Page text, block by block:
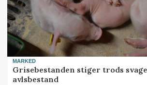
MARKED
Grisebestanden stiger trods
avlsbestand